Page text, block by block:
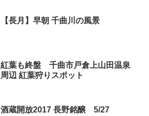
【長月】早朝 千曲川の風景
紅葉も終盤 千曲市戸倉上山田温泉
周辺 紅葉狩りスポット
酒蔵開放2017 長野銘醸 5/27